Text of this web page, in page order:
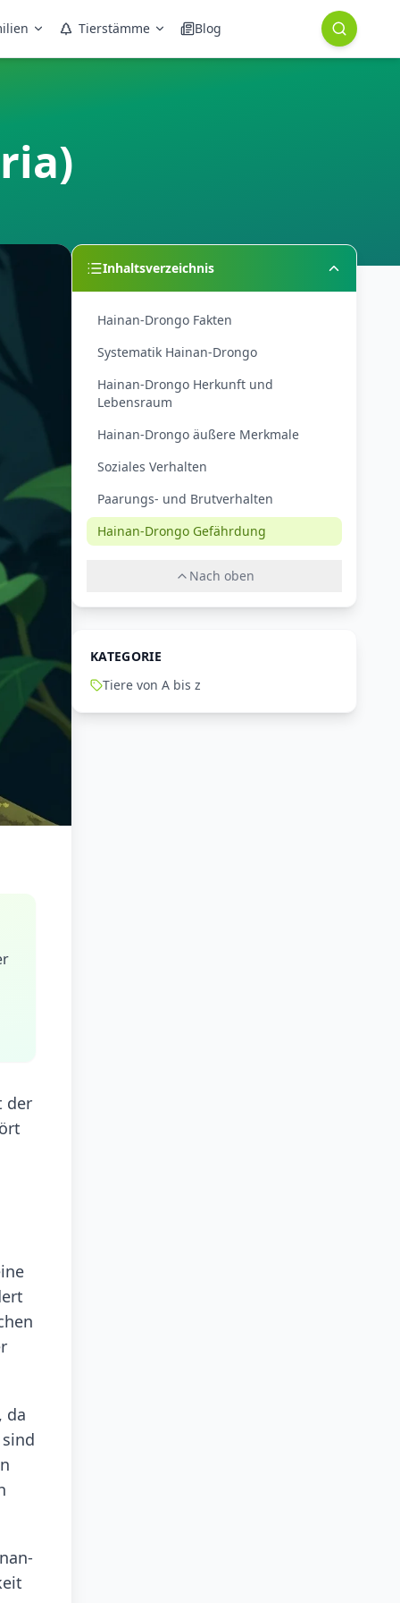
Tierstämme Blog
der
da
Inhaltsverzeichnis
Hainan-Drongo Fakten
Systematik Hainan-Drongo
Hainan-Drongo Herkunft und
Lebensraum
Hainan-Drongo äußere Merkmale
Soziales Verhalten
Paarungs- und Brutverhalten
Hainan-Drongo Gefährdung
Nach oben
KATEGORIE
Tiere von A bis z